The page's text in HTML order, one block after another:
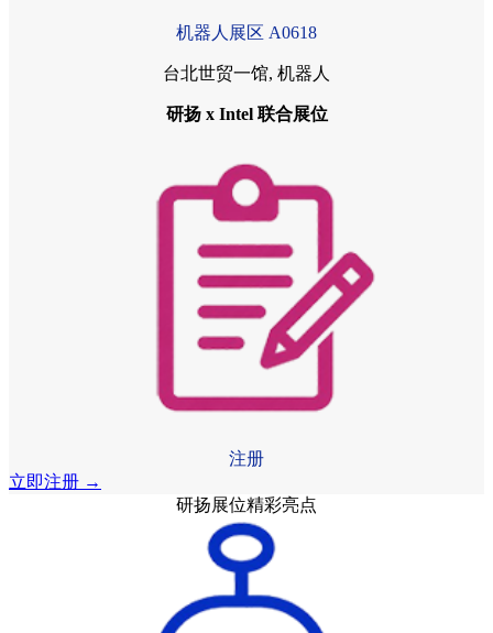
机器人展区 A0618
台北世贸一馆, 机器人
研扬 x Intel 联合展位
注册
立即注册 →
研扬展位精彩亮点